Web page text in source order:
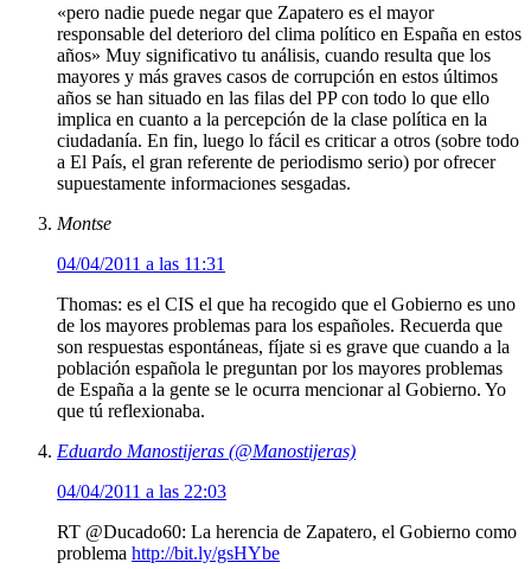
«pero nadie puede negar que Zapatero es el mayor
responsable del deterioro del clima político en España en estos
años» Muy significativo tu análisis, cuando resulta que los
mayores y más graves casos de corrupción en estos últimos
años se han situado en las filas del PP con todo lo que ello
implica en cuanto a la percepción de la clase política en la
ciudadanía. En fin, luego lo fácil es criticar a otros (sobre todo
a El País, el gran referente de periodismo serio) por ofrecer
supuestamente informaciones sesgadas.
Montse
04/04/2011 a las 11:31
Thomas: es el CIS el que ha recogido que el Gobierno es uno
de los mayores problemas para los españoles. Recuerda que
son respuestas espontáneas, fíjate si es grave que cuando a la
población española le preguntan por los mayores problemas
de España a la gente se le ocurra mencionar al Gobierno. Yo
que tú reflexionaba.
Eduardo Manostijeras (@Manostijeras)
04/04/2011 a las 22:03
RT @Ducado60: La herencia de Zapatero, el Gobierno como
problema http://bit.ly/gsHYbe